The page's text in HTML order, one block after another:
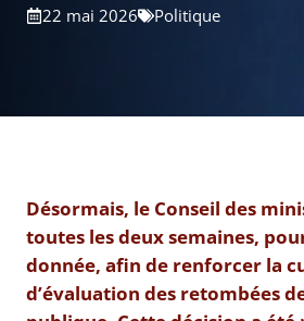
22 mai 2026 Politique
Désormais, le Conseil des
toutes les deux semaines,
donnée, afin de renforcer la
d’évaluation des retombées